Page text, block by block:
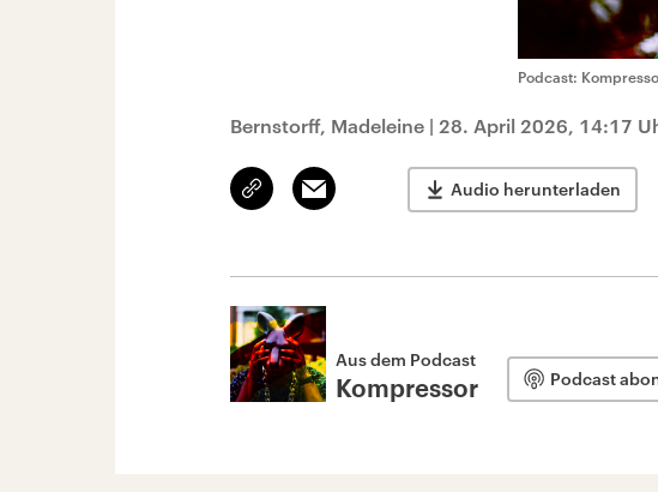
Podcast:
Bernstorff, Madeleine | 28. April 2026, 14:17
Link
kopieren/teilen
Email Audio herunterladen
Aus dem Podcast
Kompressor Podcast